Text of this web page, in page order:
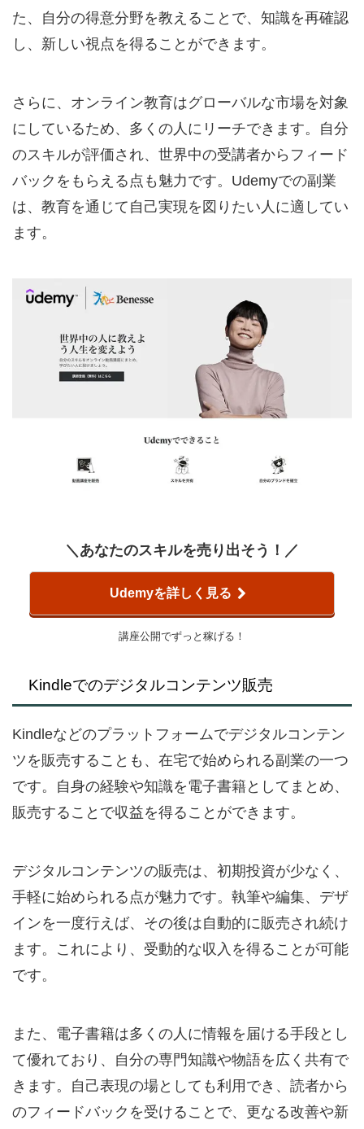
た、自分の得意分野を教えることで、知識を再確認
し、新しい視点を得ることができます。
さらに、オンライン教育はグローバルな市場を対象
にしているため、多くの人にリーチできます。自分
のスキルが評価され、世界中の受講者からフィード
バックをもらえる点も魅力です。Udemyでの副業
は、教育を通じて自己実現を図りたい人に適してい
ます。
＼あなたのスキルを売り出そう！／
Udemyを詳しく見る
講座公開でずっと稼げる！
Kindleでのデジタルコンテンツ販売
Kindleなどのプラットフォームでデジタルコンテン
ツを販売することも、在宅で始められる副業の一つ
です。自身の経験や知識を電子書籍としてまとめ、
販売することで収益を得ることができます。
デジタルコンテンツの販売は、初期投資が少なく、
手軽に始められる点が魅力です。執筆や編集、デザ
インを一度行えば、その後は自動的に販売され続け
ます。これにより、受動的な収入を得ることが可能
です。
また、電子書籍は多くの人に情報を届ける手段とし
て優れており、自分の専門知識や物語を広く共有で
きます。自己表現の場としても利用でき、読者から
のフィードバックを受けることで、更なる改善や新